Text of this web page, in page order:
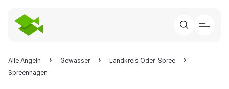
Alle Angeln Gewässer
Landkreis Oder-Spree
Spreenhagen